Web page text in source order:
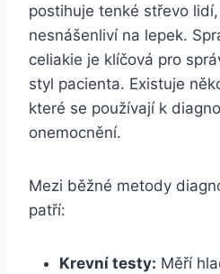
postihuje tenké střevo
nesnášenliví na lepek.
celiakie je klíčová pro
styl pacienta. Existuje
které se používají k
onemocnění.
Mezi běžné metody
patří:
Krevní testy: Měří